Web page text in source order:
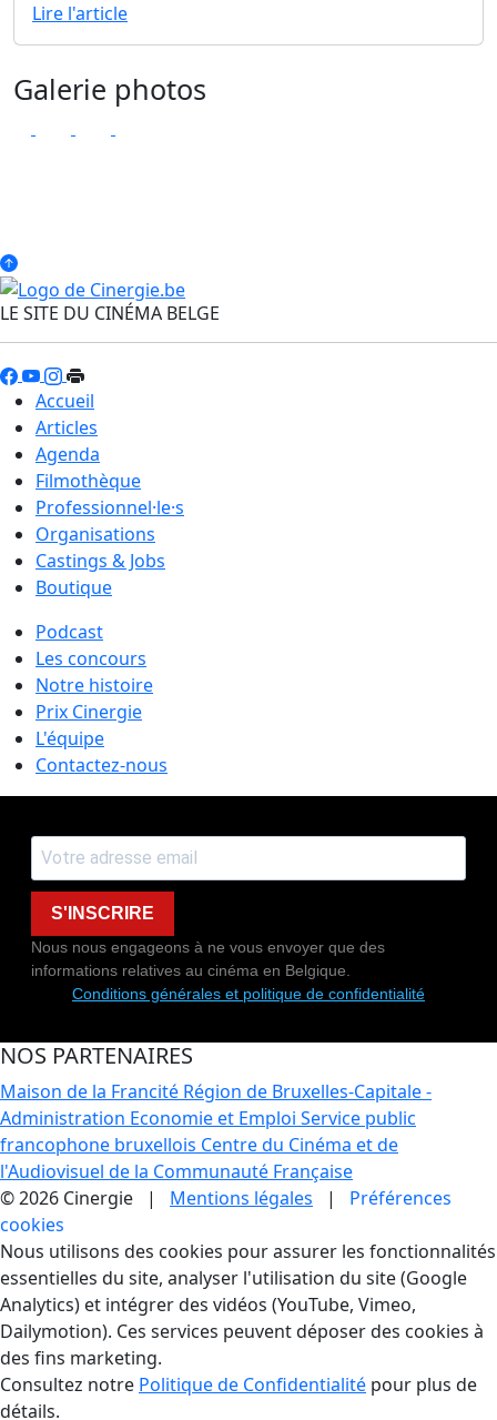
Lire l'article
Galerie photos
LE SITE DU CINÉMA BELGE
Accueil
Articles
Agenda
Filmothèque
Professionnel·le·s
Organisations
Castings & Jobs
Boutique
Podcast
Les concours
Notre histoire
Prix Cinergie
L'équipe
Contactez-nous
S'INSCRIRE
Nous nous engageons à ne vous envoyer que des
informations relatives au cinéma en Belgique.
Conditions générales et politique de confidentialité
NOS PARTENAIRES
Maison de la Francité Région de Bruxelles-Capitale -
Administration Economie et Emploi Service public
francophone bruxellois Centre du Cinéma et de
l'Audiovisuel de la Communauté Française
© 2026 Cinergie | Mentions légales | Préférences
cookies
Gestion des Cookies
Nous utilisons des cookies pour assurer les fonctionnalités
essentielles du site, analyser l'utilisation du site (Google
Analytics) et intégrer des vidéos (YouTube, Vimeo,
Dailymotion). Ces services peuvent déposer des cookies à
des fins marketing.
Consultez notre Politique de Confidentialité pour plus de
détails.